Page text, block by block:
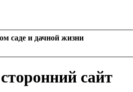
саде и дачной жизни
сайт